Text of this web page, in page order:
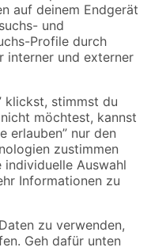
Angebote sind unter